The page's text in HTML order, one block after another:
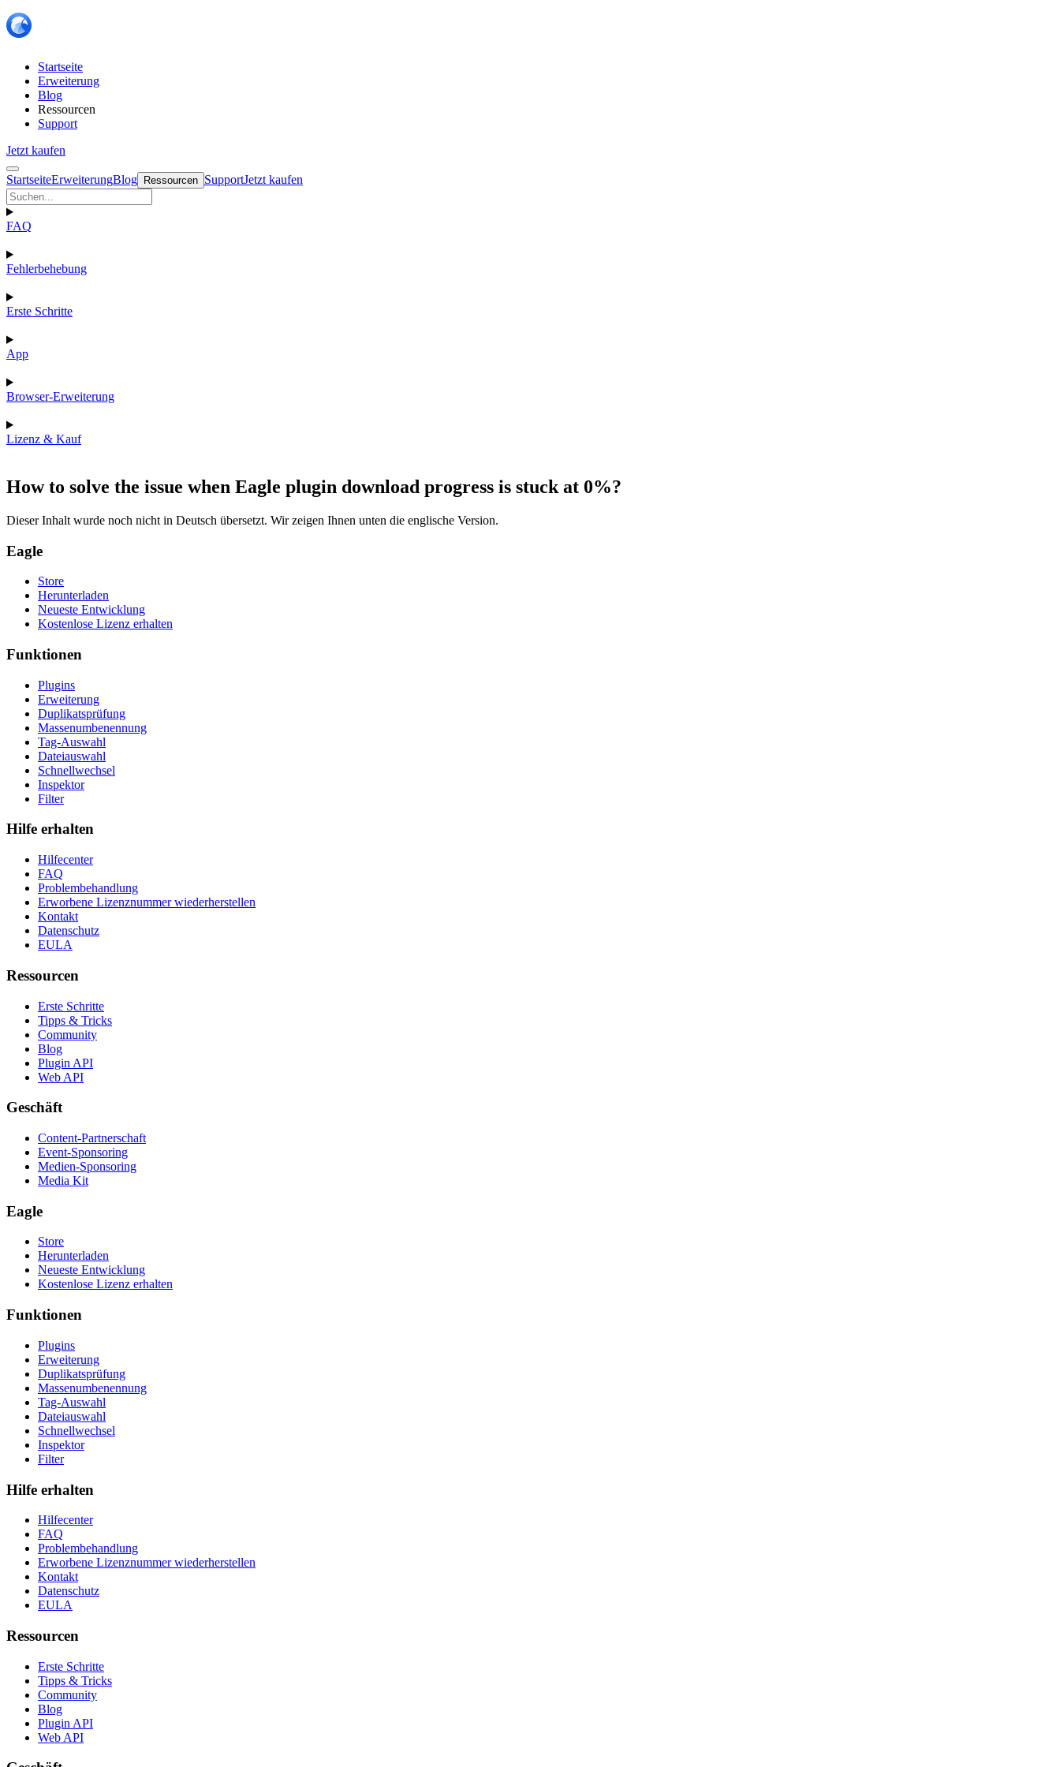
Startseite
Erweiterung
Blog
Ressourcen
Support
Jetzt kaufen
StartseiteErweiterungBlog Ressourcen SupportJetzt kaufen
FAQ
Fehlerbehebung
Erste Schritte
App
Browser-Erweiterung
Lizenz & Kauf
How to solve the issue when Eagle plugin download progress is stuck at 0%?
Dieser Inhalt wurde noch nicht in Deutsch übersetzt. Wir zeigen Ihnen unten die englische Version.
Eagle
Store
Herunterladen
Neueste Entwicklung
Kostenlose Lizenz erhalten
Funktionen
Plugins
Erweiterung
Duplikatsprüfung
Massenumbenennung
Tag-Auswahl
Dateiauswahl
Schnellwechsel
Inspektor
Filter
Hilfe erhalten
Hilfecenter
FAQ
Problembehandlung
Erworbene Lizenznummer wiederherstellen
Kontakt
Datenschutz
EULA
Ressourcen
Erste Schritte
Tipps & Tricks
Community
Blog
Plugin API
Web API
Geschäft
Content-Partnerschaft
Event-Sponsoring
Medien-Sponsoring
Media Kit
Eagle
Store
Herunterladen
Neueste Entwicklung
Kostenlose Lizenz erhalten
Funktionen
Plugins
Erweiterung
Duplikatsprüfung
Massenumbenennung
Tag-Auswahl
Dateiauswahl
Schnellwechsel
Inspektor
Filter
Hilfe erhalten
Hilfecenter
FAQ
Problembehandlung
Erworbene Lizenznummer wiederherstellen
Kontakt
Datenschutz
EULA
Ressourcen
Erste Schritte
Tipps & Tricks
Community
Blog
Plugin API
Web API